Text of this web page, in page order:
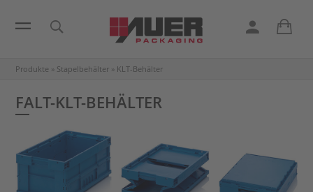
Produkte » Stapelbehälter » KLT-Behälter
FALT-KLT-BEHÄLTER